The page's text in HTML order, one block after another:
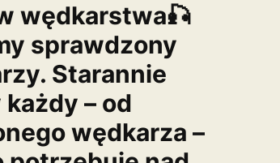
wędkarstwa🎣
sprawdzony
Starannie
– od
wędkarza –